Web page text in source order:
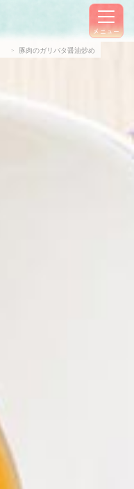
メニュー
豚肉のガリバタ醤油炒め